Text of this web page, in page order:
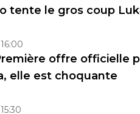
tente le gros coup
offre officielle
elle est choquante